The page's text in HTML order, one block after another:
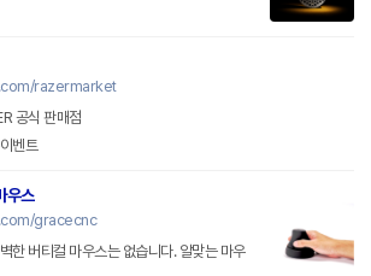
razermarket
공식 판매점
벤트
우스
gracecnc
한 버티컬 마우스는 없습니다. 알맞는 마우